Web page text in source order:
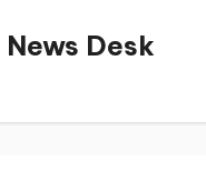
News Desk